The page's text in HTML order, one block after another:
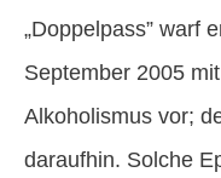
„Doppelpass” warf
September 2005
Alkoholismus vor;
daraufhin. Solche